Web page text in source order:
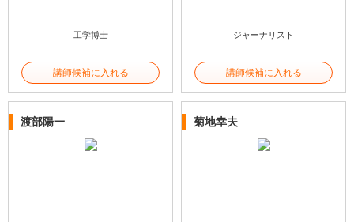
工学博士
講師候補に入れる
ジャーナリスト
講師候補に入れる
渡部陽一 菊地幸夫